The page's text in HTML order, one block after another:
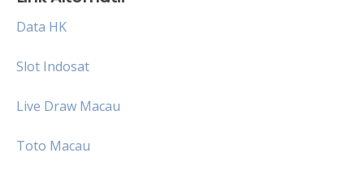
Data HK
Slot Indosat
Live Draw Macau
Toto Macau